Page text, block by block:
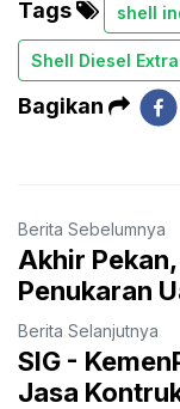
Tags shell
Shell Diesel
Bagikan
Berita Sebelumnya
Akhir
Penukaran
Berita Selanjutnya
SIG -
Jasa